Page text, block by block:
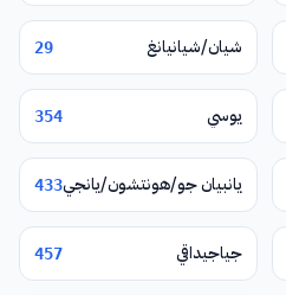
شيان/شيانيانغ 29
يوسي 354
يانبيان جو/هونتشون/يانجي433
جياجيداقي 457